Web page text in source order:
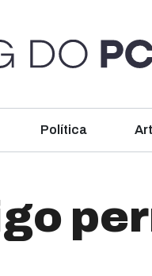
Política